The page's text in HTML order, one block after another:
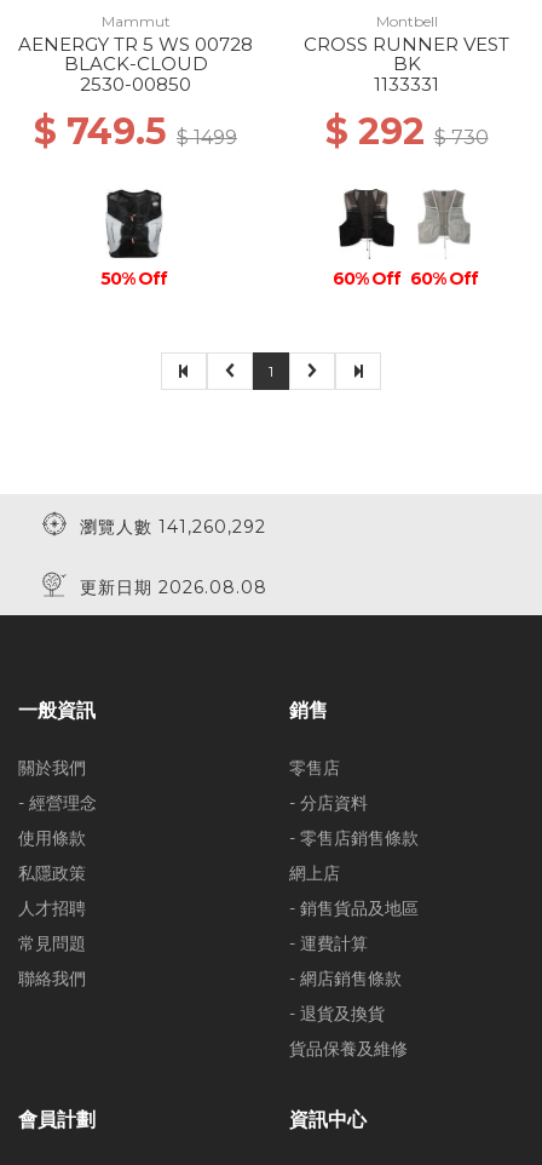
Mammut
AENERGY TR 5 WS 00728
BLACK-CLOUD
2530-00850
$ 749.5 $ 1499
50% Off
Montbell
CROSS RUNNER VEST
BK
1133331
$ 292$ 730
60% Off 60% Off
1
瀏覽人數 141,260,292
更新日期 2026.08.08
一般資訊
關於我們
- 經營理念
使用條款
私隱政策
人才招聘
常見問題
聯絡我們
銷售
零售店
- 分店資料
- 零售店銷售條款
網上店
- 銷售貨品及地區
- 運費計算
- 網店銷售條款
- 退貨及換貨
貨品保養及維修
會員計劃 資訊中心